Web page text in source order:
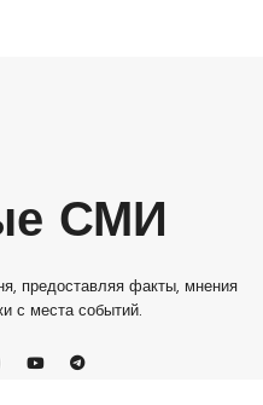
СМИ
предоставляя факты, мнения
с места событий.